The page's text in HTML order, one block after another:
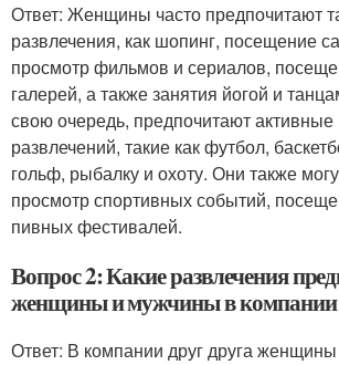
Ответ: Женщины часто предпочитают
развлечения, как шопинг, посещение
просмотр фильмов и сериалов,
галерей, а также занятия йогой и
свою очередь, предпочитают
развлечений, такие как футбол,
гольф, рыбалку и охоту. Они также
просмотр спортивных событий,
пивных фестивалей.
Вопрос 2: Какие развлечения
женщины и мужчины в компании
Ответ: В компании друг друга